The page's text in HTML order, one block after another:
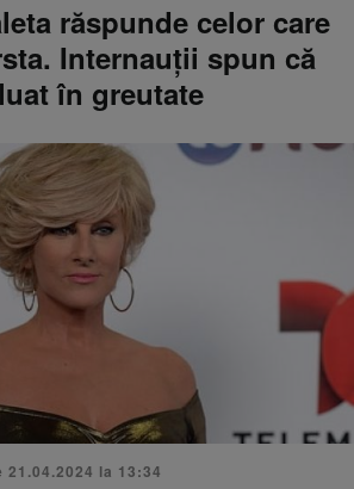
răspunde celor care
Internauții spun că
în greutate
21.04.2024 la 13:34